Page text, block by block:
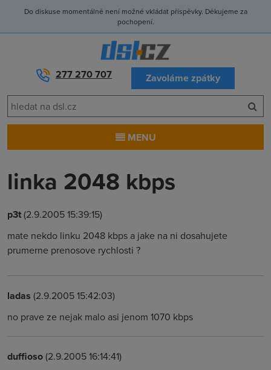
Do diskuse momentálně není možné vkládat příspěvky. Děkujeme za
pochopení.
277 270 707 Zavoláme zpátky
MENU
linka 2048 kbps
p3t(2.9.2005 15:39:15)
mate nekdo linku 2048 kbps a jake na ni dosahujete
prumerne prenosove rychlosti ?
ladas (2.9.2005 15:42:03)
no prave ze nejak malo asi jenom 1070 kbps
duffioso(2.9.2005 16:14:41)